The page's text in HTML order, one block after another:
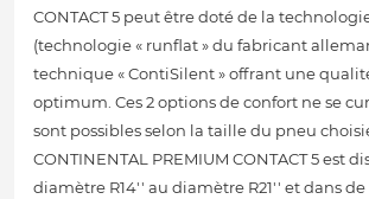
CONTACT 5 peut être doté de la
(technologie « runflat » du fabricant
technique « ContiSilent » offrant une
optimum. Ces 2 options de confort ne se
sont possibles selon la taille du pneu
CONTINENTAL PREMIUM CONTACT 5 est
diamètre R14'' au diamètre R21'' et dans